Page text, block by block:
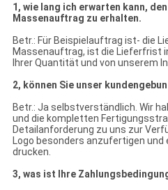
1, wie lang ich erwarten kann,
Massenauftrag zu erhalten.
Betr.: Für Beispielauftrag ist- die
Massenauftrag, ist die Lieferfrist
Ihrer Quantität und von unserem
2, können Sie unser
Betr.: Ja selbstverständlich. Wir
und die kompletten
Detailanforderung zu uns zur
Logo besonders anzufertigen
drucken.
3, was ist Ihre